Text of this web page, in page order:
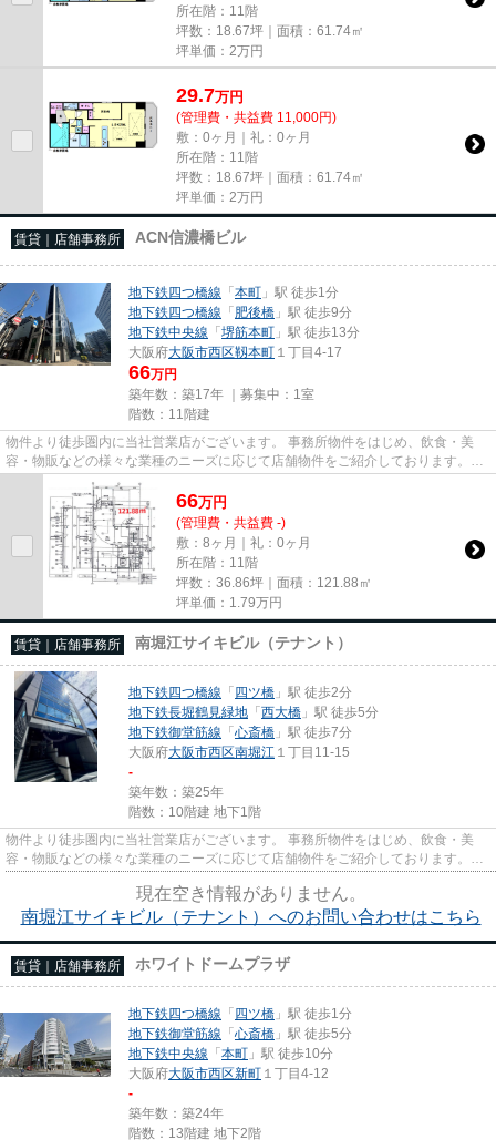
所在階：11階
坪数：18.67坪｜面積：61.74㎡
坪単価： 2万円
29.7万円
(管理費・共益費 11,000円)
敷：0ヶ月｜礼：0ヶ月
所在階：11階
坪数：18.67坪｜面積：61.74㎡
坪単価： 2万円
賃貸｜店舗事務所 ACN信濃橋ビル
地下鉄四つ橋線 「本町 」駅 徒歩1分
地下鉄四つ橋線 「肥後橋 」駅 徒歩9分
地下鉄中央線 「堺筋本町 」駅 徒歩13分
大阪府大阪市西区靱本町 １丁目4-17
66万円
築年数：築17年 ｜募集中： 1室
階数：11階建
物件より徒歩圏内に当社営業店がございます。 事務所物件をはじめ、飲食・美
容・物販などの様々な業種のニーズに応じて店舗物件をご紹介しております。
尚、弊社ではおとり広告は一切...
66万円
(管理費・共益費 -)
敷：8ヶ月｜礼：0ヶ月
所在階：11階
坪数：36.86坪｜面積：121.88㎡
坪単価： 1.79万円
賃貸｜店舗事務所 南堀江サイキビル（テナント）
地下鉄四つ橋線 「四ツ橋 」駅 徒歩2分
地下鉄長堀鶴見緑地 「西大橋 」駅 徒歩5分
地下鉄御堂筋線 「心斎橋 」駅 徒歩7分
大阪府大阪市西区南堀江 １丁目11-15
-
築年数：築25年
階数：10階建 地下1階
物件より徒歩圏内に当社営業店がございます。 事務所物件をはじめ、飲食・美
容・物販などの様々な業種のニーズに応じて店舗物件をご紹介しております。
尚、弊社ではおとり広告は一切...
現在空き情報がありません。
南堀江サイキビル（テナント）へのお問い合わせはこちら
賃貸｜店舗事務所 ホワイトドームプラザ
地下鉄四つ橋線 「四ツ橋 」駅 徒歩1分
地下鉄御堂筋線 「心斎橋 」駅 徒歩5分
地下鉄中央線 「本町 」駅 徒歩10分
大阪府大阪市西区新町 １丁目4-12
-
築年数：築24年
階数：13階建 地下2階